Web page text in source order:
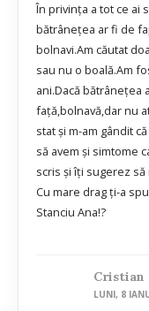
În privința a tot ce ai
bătrânețea ar fi de
bolnavi.Am căutat
sau nu o boală.Am
ani.Dacă bătrânețea
față,bolnavă,dar nu
stat și m-am gândit
să avem și simtome
scris și îți sugerez
Cu mare drag ți-a
Stanciu Ana!?
Cristian
LUNI, 8